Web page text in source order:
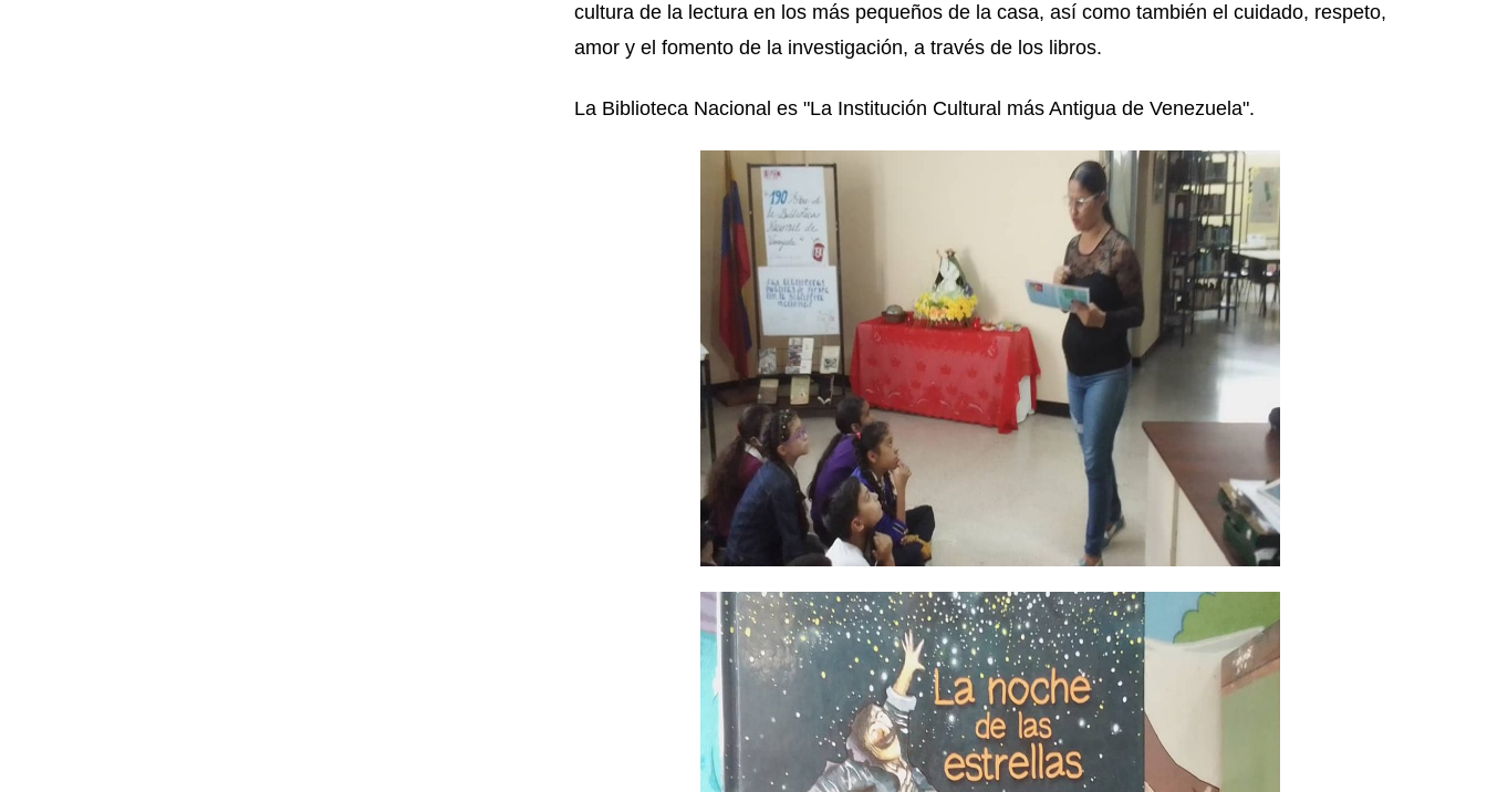
cultura de la lectura en los más pequeños de la casa, así como también el cuidado, respeto,
amor y el fomento de la investigación, a través de los libros.
La Biblioteca Nacional es "La Institución Cultural más Antigua de Venezuela".